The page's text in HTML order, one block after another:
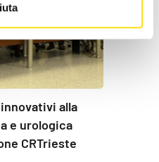
alla
e urologica
CRTrieste